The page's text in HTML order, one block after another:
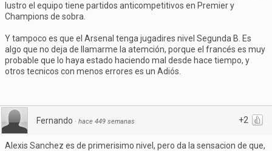
lustro el equipo tiene partidos anticompetitivos en Premier y
Champions de sobra.
Y tampoco es que el Arsenal tenga jugadires nivel Segunda B. Es
algo que no deja de llamarme la atemción, porque el francés es muy
probable que lo haya estado haciendo mal desde hace tiempo, y
otros tecnicos con menos errores es un Adiós.
+2
Fernando · hace 449 semanas
Alexis Sanchez es de primerisimo nivel, pero da la sensacion de que,